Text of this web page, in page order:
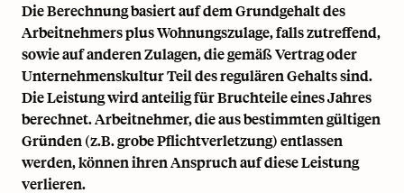
Die Berechnung basiert auf dem Grundgehalt des
Arbeitnehmers plus Wohnungszulage, falls zutreffend,
sowie auf anderen Zulagen, die gemäß Vertrag oder
Unternehmenskultur Teil des regulären Gehalts sind.
Die Leistung wird anteilig für Bruchteile eines Jahres
berechnet. Arbeitnehmer, die aus bestimmten gültigen
Gründen (z.B. grobe Pflichtverletzung) entlassen
werden, können ihren Anspruch auf diese Leistung
verlieren.